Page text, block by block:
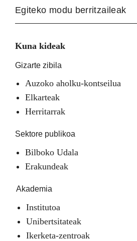
Egiteko modu berritzaileak
Kuna kideak
Gizarte zibila
Auzoko aholku-kontseilua
Elkarteak
Herritarrak
Sektore publikoa
Bilboko Udala
Erakundeak
Akademia
Institutoa
Unibertsitateak
Ikerketa-zentroak